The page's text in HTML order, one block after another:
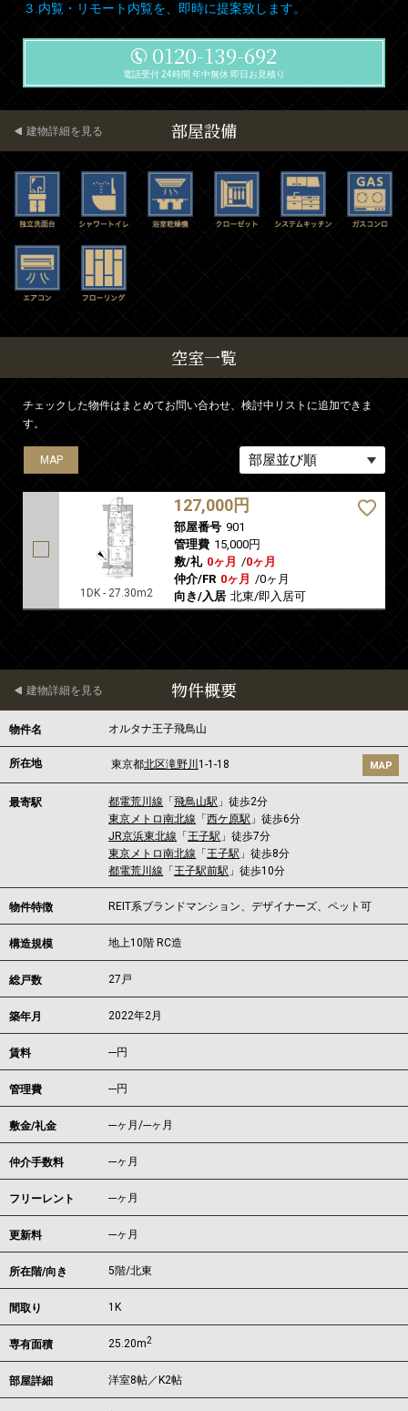
３.内覧・リモート内覧を、即時に提案致します。
0120-139-692
電話受付 24時間 年中無休 即日お見積り
部屋設備
建物詳細を見る
空室一覧
チェックした物件はまとめてお問い合わせ、検討中リストに追加できま
す。
MAP
1DK - 27.30m2
127,000円
部屋番号 901
管理費 15,000円
敷/礼 0ヶ月 /0ヶ月
仲介/FR 0ヶ月 /0ヶ月
向き/入居 北東/即入居可
物件概要
建物詳細を見る
物件名 オルタナ王子飛鳥山
所在地 東京都北区滝野川 1-1-18 MAP
最寄駅 都電荒川線 「飛鳥山駅 」徒歩2分
東京メトロ南北線 「西ケ原駅 」徒歩6分
JR京浜東北線 「王子駅 」徒歩7分
東京メトロ南北線 「王子駅 」徒歩8分
都電荒川線 「王子駅前駅 」徒歩10分
物件特徴 REIT系ブランドマンション、デザイナーズ、ペット可
構造規模 地上10階 RC造
総戸数 27戸
築年月 2022年2月
賃料 ---円
管理費 ---円
敷金/礼金 ---ヶ月/---ヶ月
仲介手数料 ---ヶ月
フリーレント ---ヶ月
更新料 ---ヶ月
所在階/向き 5階/北東
間取り 1K
専有面積 25.20m2
部屋詳細 洋室8帖／K2帖